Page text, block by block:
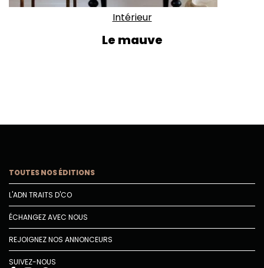
Intérieur
Le mauve
TOUTES NOS ÉDITIONS
L'ADN TRAITS D'CO
ÉCHANGEZ AVEC NOUS
REJOIGNEZ NOS ANNONCEURS
SUIVEZ-NOUS